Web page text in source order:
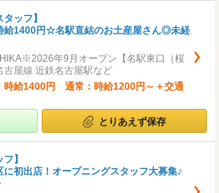
タッフ】
給1400円☆名駅直結のお土産屋さん◎未経
年9月オープン【名駅東口（桜
古屋線 近鉄名古屋駅など
時給1400円 通常：時給1200円～＋交通
とりあえず保存
】
に初出店！オープニングスタッフ大募集♪